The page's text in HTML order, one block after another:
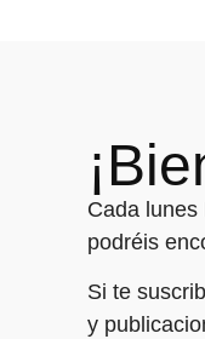
Cada
podréis
Si te
y